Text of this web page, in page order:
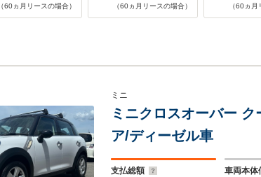
（60ヵ月リースの場合） （60ヵ月リースの場合） （60ヵ月
ミニ
ミニクロスオーバー
ア/ディーゼル車
支払総額 車両本体